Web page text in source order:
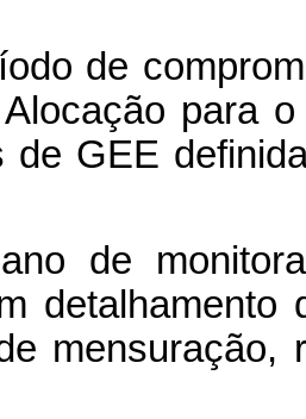
de
para
de GEE
de
mensuração,